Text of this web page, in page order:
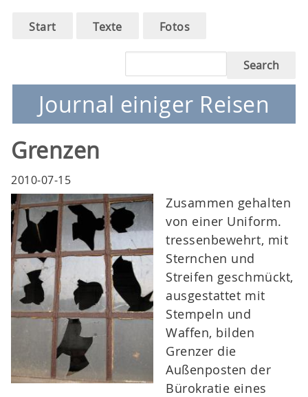
Skip
Main
Start Texte Fotos
Journal einiger Reisen
Grenzen
2010-07-15
Zusammen gehalten
von einer Uniform.
tressenbewehrt, mit
Sternchen und
Streifen geschmückt,
ausgestattet mit
Stempeln und
Waffen, bilden
Grenzer die
Außenposten der
Bürokratie eines